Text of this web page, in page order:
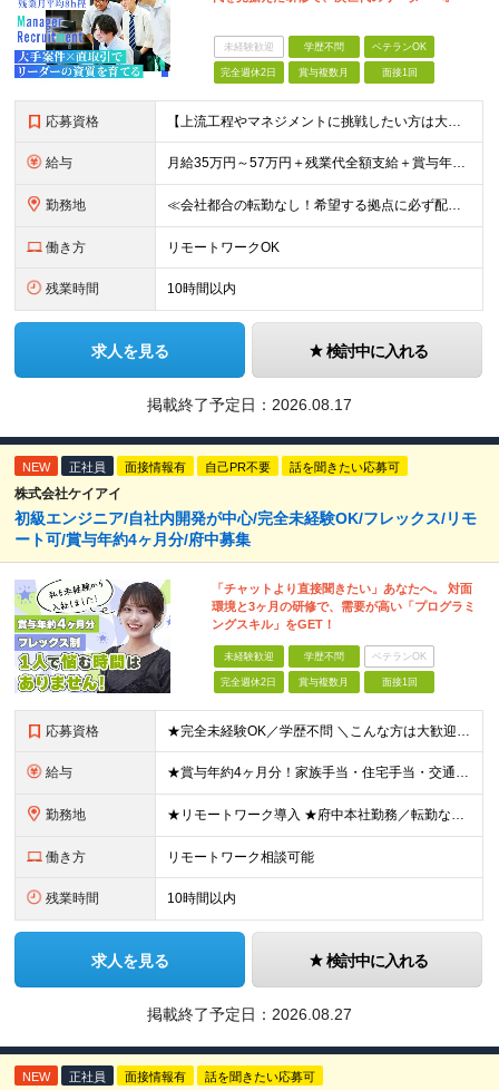
未経験歓迎 学歴不問 ベテランOK
完全週休2日 賞与複数月 面接1回
応募資格 【上流工程やマネジメントに挑戦したい方は大歓迎です！】 ★開発エンジニアとしての実務経験をお持ちの方 ★上記に加え、下記いずれかに該当する方 ・チームのリーダー／サブリーダーの経験をお持ちの方 ・教育
給与 月給35万円～57万円＋残業代全額支給＋賞与年3.45ヵ月(リーダー経験者) 月給32万円～43万円＋残業代全額支給＋賞与年3.45ヵ月(実務経験者) 入社時想定年収： 490万円～798万円(リー
勤務地 ≪会社都合の転勤なし！希望する拠点に必ず配属します。新潟Uターン・Iターン大歓迎！≫ 首都圏(東京、神奈川、千葉、埼玉)または新潟市、長岡市周辺のお客様先または各拠点での勤務となります。 ■東京支社
働き方 リモートワークOK
残業時間 10時間以内
求人を見る 検討中に入れる
掲載終了予定日： 2026.08.17
NEW 正社員 面接情報有 自己PR不要 話を聞きたい応募可
株式会社ケイアイ
初級エンジニア/自社内開発が中心/完全未経験OK/フレックス/リモ
ート可/賞与年約4ヶ月分/府中募集
「チャットより直接聞きたい」あなたへ。 対面
環境と3ヶ月の研修で、需要が高い「プログラミ
ングスキル」をGET！
未経験歓迎 学歴不問 ベテランOK
完全週休2日 賞与複数月 面接1回
応募資格 ★完全未経験OK／学歴不問 ＼こんな方は大歓迎です／ ■安心できる環境でITデビューしたい方 ■手に職をつけて、安定した働き方を叶えたい方 ■案件は先輩と一緒に参画したい方 ■大手案件を手がけるスキ
給与 ★賞与年約4ヶ月分！家族手当・住宅手当・交通費全額支給など好待遇を完備！ 【各種手当について】 ・家族手当（扶養2万円／月、子5000円／月※2人目以降も同様） ・単身社宅制度（一律支給の住宅手当と
勤務地 ★リモートワーク導入 ★府中本社勤務／転勤なし ★自社内開発が中心 ※フルリモート非推奨、完全在宅ワーク非推奨 府中本社もしくはプロジェクト先（東京、神奈川など） 【本社】東京都府中市晴見町2丁目
働き方 リモートワーク相談可能
残業時間 10時間以内
求人を見る 検討中に入れる
掲載終了予定日： 2026.08.27
NEW 正社員 面接情報有 話を聞きたい応募可